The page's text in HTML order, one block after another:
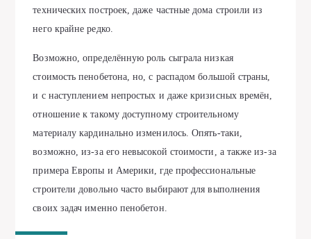
технических построек, даже частные дома строили из
него крайне редко.
Возможно, определённую роль сыграла низкая
стоимость пенобетона, но, с распадом большой страны,
и с наступлением непростых и даже кризисных времён,
отношение к такому доступному строительному
материалу кардинально изменилось. Опять-таки,
возможно, из-за его невысокой стоимости, а также из-за
примера Европы и Америки, где профессиональные
строители довольно часто выбирают для выполнения
своих задач именно пенобетон.